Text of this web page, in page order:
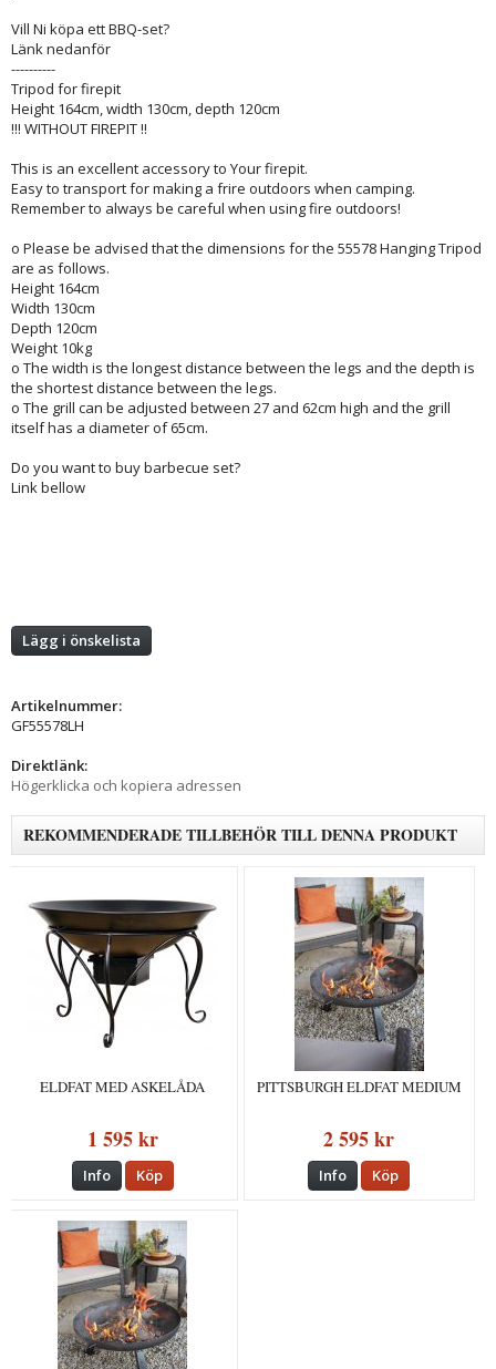
Vill Ni köpa ett BBQ-set?
Länk nedanför
----------
Tripod for firepit
Height 164cm, width 130cm, depth 120cm
!!! WITHOUT FIREPIT !!
This is an excellent accessory to Your firepit.
Easy to transport for making a frire outdoors when camping.
Remember to always be careful when using fire outdoors!
o Please be advised that the dimensions for the 55578 Hanging Tripod
are as follows.
Height 164cm
Width 130cm
Depth 120cm
Weight 10kg
o The width is the longest distance between the legs and the depth is
the shortest distance between the legs.
o The grill can be adjusted between 27 and 62cm high and the grill
itself has a diameter of 65cm.
Do you want to buy barbecue set?
Link bellow
Lägg i önskelista
Artikelnummer:
GF55578LH
Direktlänk:
Högerklicka och kopiera adressen
REKOMMENDERADE TILLBEHÖR TILL DENNA PRODUKT
ELDFAT MED ASKELÅDA
1 595 kr
Info Köp
PITTSBURGH ELDFAT MEDIUM
2 595 kr
Info Köp